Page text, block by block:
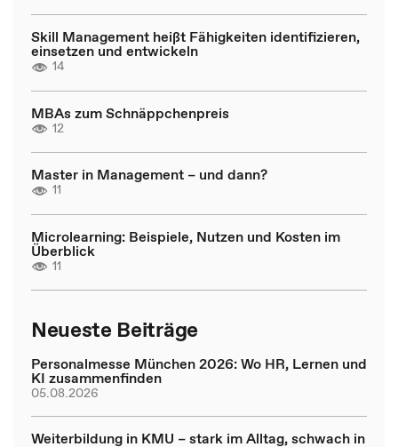
Skill Management heißt Fähigkeiten identifizieren,
einsetzen und entwickeln
14
MBAs zum Schnäppchenpreis
12
Master in Management – und dann?
11
Microlearning: Beispiele, Nutzen und Kosten im
Überblick
11
Neueste Beiträge
Personalmesse München 2026: Wo HR, Lernen und
KI zusammenfinden
05.08.2026
Weiterbildung in KMU – stark im Alltag, schwach in